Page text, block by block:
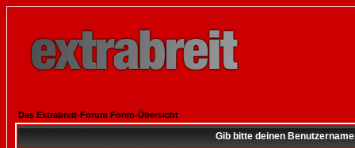
Das Extrabreit-Forum Foren-Übersicht
Gib bitte deinen